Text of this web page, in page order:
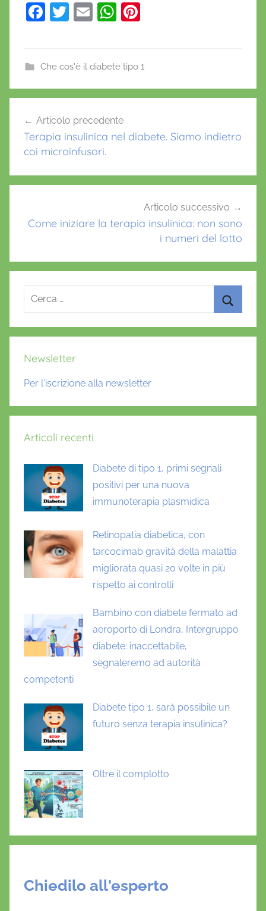
F
e
b
o
k
T
er
E
l
W
s
A
p
e
st
Che cos'è il diabete tipo 1
articoli
Articolo precedente
Terapia insulinica nel diabete. Siamo indietro
coi microinfusori.
Articolo successivo
Come iniziare la terapia insulinica: non sono
i numeri del lotto
Ricerca
Newsletter
Per l'iscrizione alla newsletter
Articoli recenti
Diabete di tipo 1, primi segnali
positivi per una nuova
immunoterapia plasmidica
Retinopatia diabetica, con
tarcocimab gravità della malattia
migliorata quasi 20 volte in più
rispetto ai controlli
Bambino con diabete fermato ad
aeroporto di Londra, Intergruppo
diabete: inaccettabile,
segnaleremo ad autorità
competenti
Diabete tipo 1, sarà possibile un
futuro senza terapia insulinica?
Oltre il complotto
Chiedilo all'esperto